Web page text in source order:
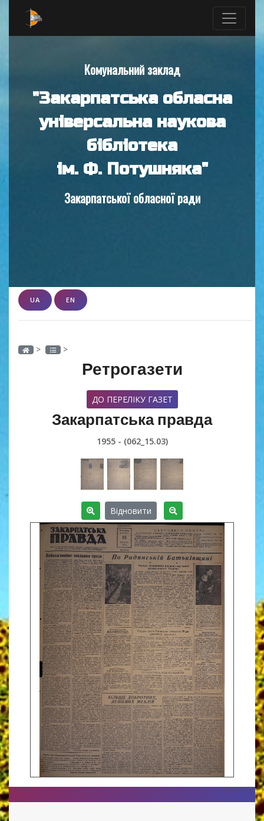
Комунальний заклад
"Закарпатська обласна
універсальна наукова
бібліотека
ім. Ф. Потушняка"
Закарпатської обласної ради
UA EN
> >
Ретрогазети
ДО ПЕРЕЛІКУ ГАЗЕТ
Закарпатська правда
1955 - (062_15.03)
Відновити